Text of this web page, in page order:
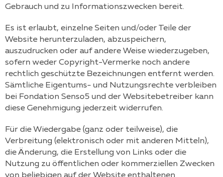
Gebrauch und zu Informationszwecken bereit.
Es ist erlaubt, einzelne Seiten und/oder Teile der
Website herunterzuladen, abzuspeichern,
auszudrucken oder auf andere Weise wiederzugeben,
sofern weder Copyright-Vermerke noch andere
rechtlich geschützte Bezeichnungen entfernt werden.
Sämtliche Eigentums- und Nutzungsrechte verbleiben
bei Fondation Senso5 und der Websitebetreiber kann
diese Genehmigung jederzeit widerrufen.
Für die Wiedergabe (ganz oder teilweise), die
Verbreitung (elektronisch oder mit anderen Mitteln),
die Änderung, die Erstellung von Links oder die
Nutzung zu öffentlichen oder kommerziellen Zwecken
von beliebigen auf der Website enthaltenen